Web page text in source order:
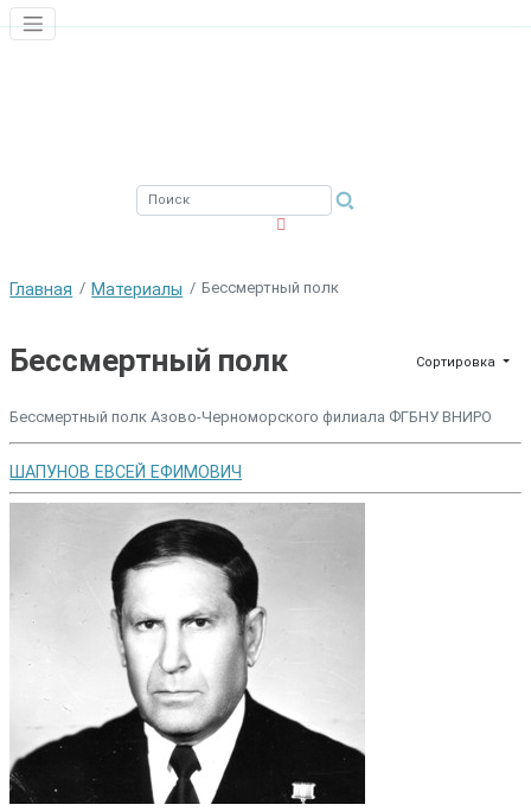
Главная Материалы Бессмертный полк
Бессмертный полк Сортировка
Бессмертный полк Азово-Черноморского филиала ФГБНУ ВНИРО
ШАПУНОВ ЕВСЕЙ ЕФИМОВИЧ